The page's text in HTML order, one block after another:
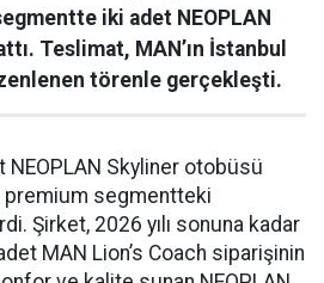
iki adet NEOPLAN
Teslimat, MAN’ın İstanbul
törenle gerçekleşti.
NEOPLAN Skyliner otobüsü
segmentteki
Şirket, 2026 yılı sonuna kadar
MAN Lion’s Coach siparişinin